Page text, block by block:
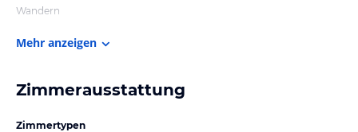
Wandern
Mehr anzeigen
Zimmerausstattung
Zimmertypen